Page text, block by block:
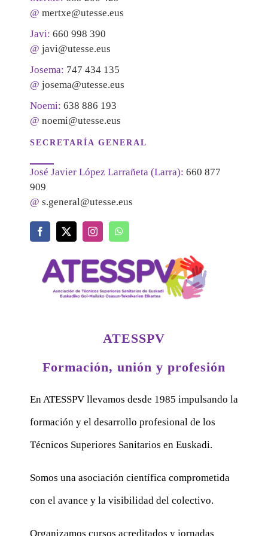
@ mertxe@utesse.eus
Javi: 660 998 390
@ javi@utesse.eus
Josema: 747 434 135
@ josema@utesse.eus
Noemi: 638 886 193
@ noemi@utesse.eus
SECRETARÍA GENERAL
José Javier López Larrañeta (Larra): 660 877
909
@ s.general@utesse.eus
ATESSPV
Formación, unión y profesión
En ATESSPV llevamos desde 1985 impulsando la
formación y el desarrollo profesional de los
Técnicos Superiores Sanitarios en Euskadi.
Somos una asociación científica comprometida
con el avance y la visibilidad del colectivo.
Organizamos cursos acreditados y jornadas